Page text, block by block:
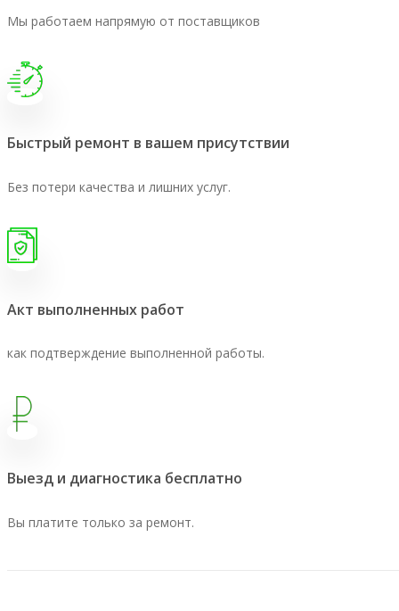
Мы работаем напрямую от поставщиков
Быстрый ремонт в вашем присутствии
Без потери качества и лишних услуг.
Акт выполненных работ
как подтверждение выполненной работы.
Выезд и диагностика бесплатно
Вы платите только за ремонт.